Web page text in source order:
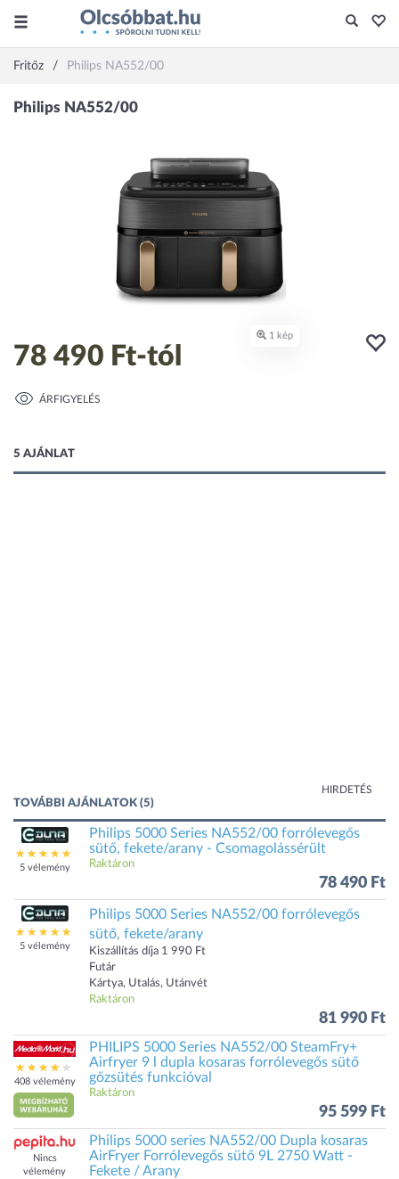
Fritőz Philips NA552/00
78 490 Ft-tól
ÁRFIGYELÉS
5 AJÁNLAT
HIRDETÉS
TOVÁBBI AJÁNLATOK (5)
5 vélemény
Philips 5000 Series NA552/00 forrólevegős
sütő, fekete/arany - Csomagolássérült
Raktáron
78 490 Ft
5 vélemény
Philips 5000 Series NA552/00 forrólevegős
sütő, fekete/arany
Kiszállítás díja 1 990 Ft
Futár
Kártya, Utalás, Utánvét
Raktáron
81 990 Ft
408 vélemény
PHILIPS 5000 Series NA552/00 SteamFry+
Airfryer 9 l dupla kosaras forrólevegős sütő
gőzsütés funkcióval
Raktáron
95 599 Ft
Nincs
vélemény
Philips 5000 series NA552/00 Dupla kosaras
AirFryer Forrólevegős sütő 9L 2750 Watt -
Fekete / Arany